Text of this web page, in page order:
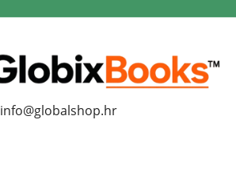
info@globalshop.hr